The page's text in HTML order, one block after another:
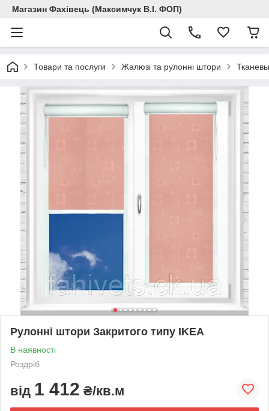
Магазин Фахівець (Максимчук В.І. ФОП)
Товари та послуги Жалюзі та рулонні штори
Рулонні штори Закритого типу IKEA
В наявності
Роздріб
від 1 412 ₴/кв.м